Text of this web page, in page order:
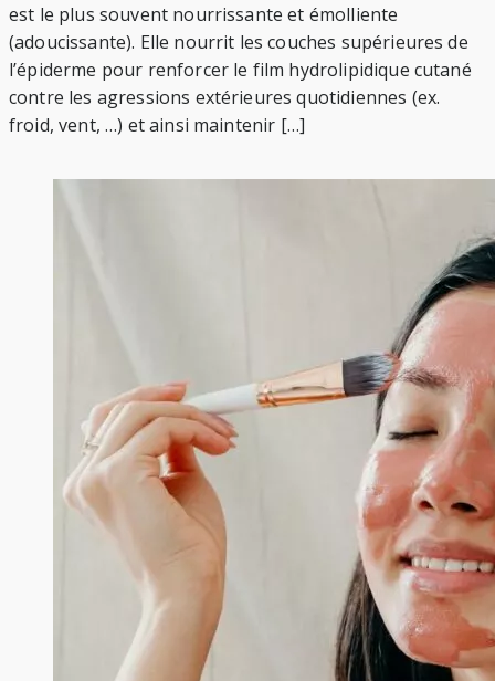
est le plus souvent nourrissante et émolliente
(adoucissante). Elle nourrit les couches supérieures de
l’épiderme pour renforcer le film hydrolipidique cutané
contre les agressions extérieures quotidiennes (ex.
froid, vent, …) et ainsi maintenir […]